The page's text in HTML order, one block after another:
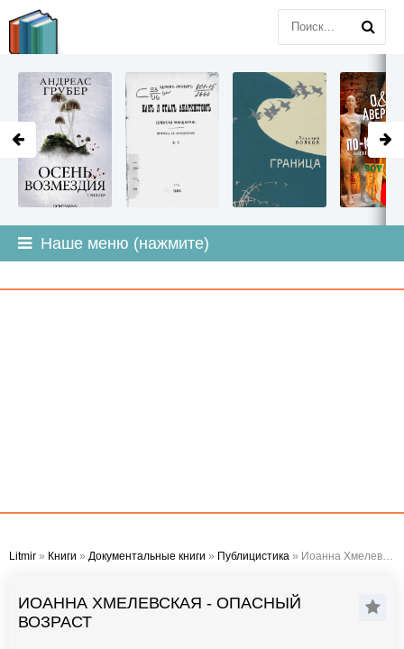
Наше меню (нажмите)
Litmir » Книги » Документальные книги » Публицистика » Иоанна Хмелевская - Опасный возраст
ИОАННА ХМЕЛЕВСКАЯ - ОПАСНЫЙ
ВОЗРАСТ
LITMIR.ORG